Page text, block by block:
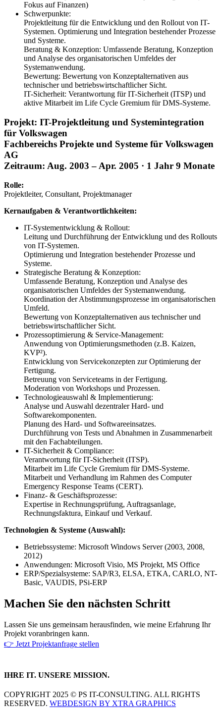
Fokus auf Finanzen)
Schwerpunkte:
Projektleitung für die Entwicklung und den Rollout von IT-
Systemen. Optimierung und Integration bestehender Prozesse
und Systeme.
Beratung & Konzeption: Umfassende Beratung, Konzeption
und Analyse des organisatorischen Umfeldes der
Systemanwendung.
Bewertung: Bewertung von Konzeptalternativen aus
technischer und betriebswirtschaftlicher Sicht.
IT-Sicherheit: Verantwortung für IT-Sicherheit (ITSP) und
aktive Mitarbeit im Life Cycle Gremium für DMS-Systeme.
Projekt: IT-Projektleitung und Systemintegration
für Volkswagen
Fachbereichs Projekte und Systeme für Volkswagen
AG
Zeitraum: Aug. 2003 – Apr. 2005 · 1 Jahr 9 Monate
Rolle:
Projektleiter, Consultant, Projektmanager
Kernaufgaben & Verantwortlichkeiten:
IT-Systementwicklung & Rollout:
Leitung und Durchführung der Entwicklung und des Rollouts
von IT-Systemen.
Optimierung und Integration bestehender Prozesse und
Systeme.
Strategische Beratung & Konzeption:
Umfassende Beratung, Konzeption und Analyse des
organisatorischen Umfeldes der Systemanwendung.
Koordination der Abstimmungsprozesse im organisatorischen
Umfeld.
Bewertung von Konzeptalternativen aus technischer und
betriebswirtschaftlicher Sicht.
Prozessoptimierung & Service-Management:
Anwendung von Optimierungsmethoden (z.B. Kaizen,
KVP²).
Entwicklung von Servicekonzepten zur Optimierung der
Fertigung.
Betreuung von Serviceteams in der Fertigung.
Moderation von Workshops und Prozessen.
Technologieauswahl & Implementierung:
Analyse und Auswahl dezentraler Hard- und
Softwarekomponenten.
Planung des Hard- und Softwareeinsatzes.
Durchführung von Tests und Abnahmen in Zusammenarbeit
mit den Fachabteilungen.
IT-Sicherheit & Compliance:
Verantwortung für IT-Sicherheit (ITSP).
Mitarbeit im Life Cycle Gremium für DMS-Systeme.
Mitarbeit und Verhandlung im Rahmen des Computer
Emergency Response Teams (CERT).
Finanz- & Geschäftsprozesse:
Expertise in Rechnungsprüfung, Auftragsanlage,
Rechnungsfaktura, Einkauf und Verkauf.
Technologien & Systeme (Auswahl):
Betriebssysteme: Microsoft Windows Server (2003, 2008,
2012)
Anwendungen: Microsoft Visio, MS Projekt, MS Office
ERP/Spezialsysteme: SAP/R3, ELSA, ETKA, CARLO, NT-
Basic, VAUDIS, PSi-ERP
Machen Sie den nächsten Schritt
Lassen Sie uns gemeinsam herausfinden, wie meine Erfahrung Ihr
Projekt voranbringen kann.
👉 Jetzt Projektanfrage stellen
IHRE IT. UNSERE MISSION.
COPYRIGHT 2025 © PS IT-CONSULTING. ALL RIGHTS
RESERVED. WEBDESIGN BY XTRA GRAPHICS